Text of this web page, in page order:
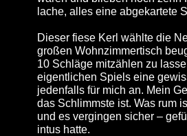
lache, alles eine abgekartete
Dieser fiese Kerl wählte die
großen Wohnzimmertisch
10 Schläge mitzählen zu
eigentlichen Spiels eine
jedenfalls für mich an. Mein
das Schlimmste ist. Was rum
und es vergingen sicher –
intus hatte.